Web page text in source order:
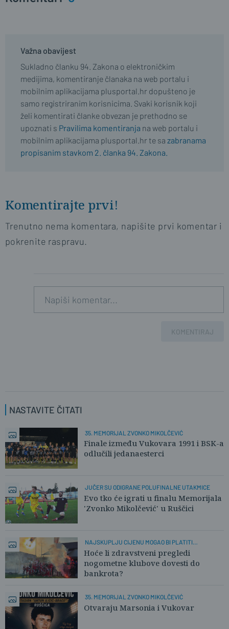
Važna obavijest
Sukladno članku 94. Zakona o elektroničkim
medijima, komentiranje članaka na web portalu i
mobilnim aplikacijama plusportal.hr dopušteno je
samo registriranim korisnicima. Svaki korisnik koji
želi komentirati članke obvezan je prethodno se
upoznati s Pravilima komentiranja na web portalu i
mobilnim aplikacijama plusportal.hr te sa zabranama
propisanim stavkom 2. članka 94. Zakona.
Komentirajte prvi!
Trenutno nema komentara, napišite prvi komentar i
pokrenite raspravu.
KOMENTIRAJ
NASTAVITE ČITATI
35. MEMORIJAL ZVONKO MIKOLČEVIĆ
Finale između Vukovara 1991 i BSK-a
odlučili jedanaesterci
JUČER SU ODIGRANE POLUFINALNE UTAKMICE
Evo tko će igrati u finalu Memorijala
'Zvonko Mikolčević' u Ruščici
NAJSKUPLJU CIJENU MOGAO BI PLATITI
AMATERSKI SPORT
Hoće li zdravstveni pregledi
nogometne klubove dovesti do
bankrota?
35. MEMORIJAL ZVONKO MIKOLČEVIĆ
Otvaraju Marsonia i Vukovar